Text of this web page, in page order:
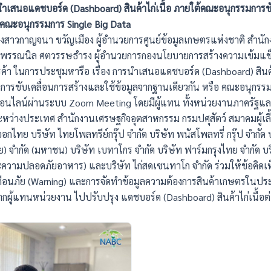
เสนอแดชบอร์ด (Dashboard) สินค้าไก่เนื้อ ภายใต้คณะอนุกรรมการ
ะอนุกรรมการ Single Big Data
สาวกาญจนา ขวัญเมือง ผู้อำนวยการศูนย์ข้อมูลเกษตรแห่งชาติ สำนัก
รณนิล ศตวรรษธำรง ผู้อำนวยการกองนโยบายการสร้างความเข้มแ
า ในการประชุมหารือ เรื่อง การนำเสนอแดชบอร์ด (Dashboard) สิน
ารขับเคลื่อนการสร้างและใช้ข้อมูลจากฐานเดียวกัน หรือ คณะอนุกรร
นไลน์ผ่านระบบ Zoom Meeting โดยมีผู้แทน ทั้งหน่วยงานภาครัฐแล
หว่างประเทศ สำนักงานเศรษฐกิจอุตสาหกรรม กรมปศุสัตว์ สมาคมผู้เ
อกไทย บริษัท ไทยโพลทรีย์กรุ๊ป จำกัด บริษัท พนัสโพลทรี่ กรุ๊ป จำกั
จำกัด (มหาชน) บริษัท เบทาโกร จำกัด บริษัท ฟาร์มกรุงไทย จํากัด
วามปลอดภัยอาหาร) และบริษัท ไก่สดเซนทาโก จำกัด ร่วมให้ข้อคิด
นภัย (Warning) และการจัดทำข้อมูลความต้องการสินค้าเกษตรในปร
ผู้แทนหน่วยงาน ไปปรับปรุง แดชบอร์ด (Dashboard) สินค้าไก่เนื้อ